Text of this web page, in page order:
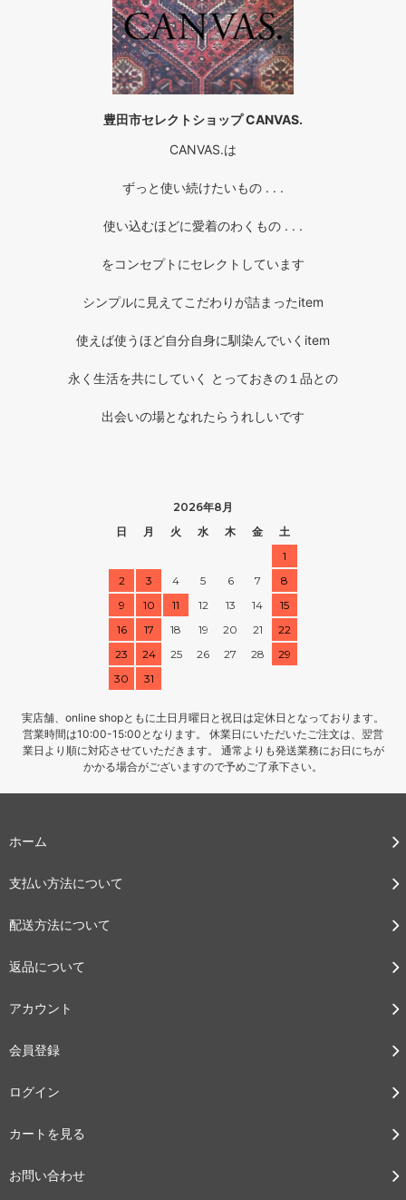
豊田市セレクトショップ CANVAS.
CANVAS.は
ずっと使い続けたいもの . . .
使い込むほどに愛着のわくもの . . .
をコンセプトにセレクトしています
シンプルに見えてこだわりが詰まったitem
使えば使うほど自分自身に馴染んでいくitem
永く生活を共にしていく とっておきの１品との
出会いの場となれたらうれしいです
2026年8月
日
月 火 水 木 金
土
1
2
3 4 5 6 7
8
9
10 11 12 13 14
15
16
17 18 19 20 21
22
23
24 25 26 27 28
29
30
31
実店舗、online shopともに土日月曜日と祝日は定休日となっております。
営業時間は10:00-15:00となります。 休業日にいただいたご注文は、翌営
業日より順に対応させていただきます。 通常よりも発送業務にお日にちが
かかる場合がございますので予めご了承下さい。
ホーム
支払い方法について
配送方法について
返品について
アカウント
会員登録
ログイン
カートを見る
お問い合わせ